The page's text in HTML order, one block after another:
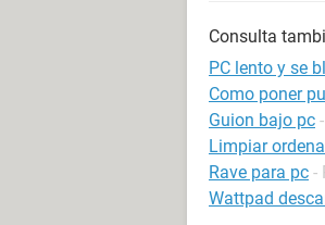
Consulta
PC lento y se
Como poner
Guion bajo pc
Limpiar
Rave para pc -
Wattpad